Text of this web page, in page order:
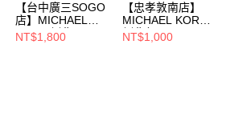
【台中廣三SOGO
店】MICHAEL
KORS/側背
包//38F9GTVC3L
NT$1,800
【忠孝敦南店】
MICHAEL KORS/
側背包//AC-2108
NT$1,000